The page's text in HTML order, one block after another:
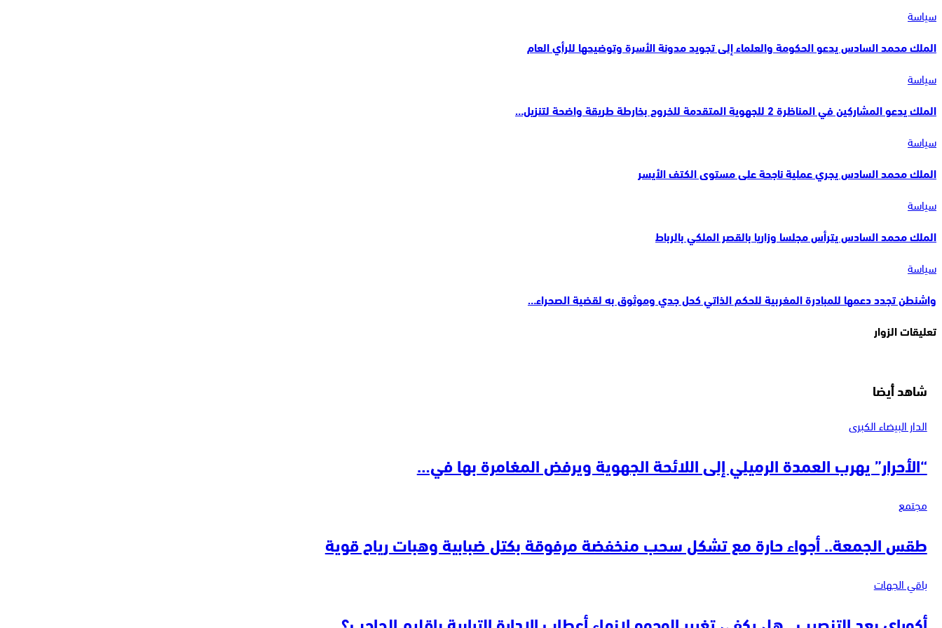
سياسة
الملك محمد السادس يدعو الحكومة والعلماء إلى تجويد مدونة الأسرة وتوضيحها للرأي العام
سياسة
الملك يدعو المشاركين في المناظرة 2 للجهوية المتقدمة للخروج بخارطة طريقة واضحة لتنزيل…
سياسة
الملك محمد السادس يجري عملية ناجحة على مستوى الكتف الأيسر
سياسة
الملك محمد السادس يترأس مجلسا وزاريا بالقصر الملكي بالرباط
سياسة
واشنطن تجدد دعمها للمبادرة المغربية للحكم الذاتي كحل جدي وموثوق به لقضية الصحراء…
تعليقات الزوار
شاهد أيضا
الدار البيضاء الكبرى
“الأحرار” يهرب العمدة الرميلي إلى اللائحة الجهوية ويرفض المغامرة بها في…
مجتمع
طقس الجمعة.. أجواء حارة مع تشكل سحب منخفضة مرفوقة بكتل ضبابية وهبات رياح قوية
باقي الجهات